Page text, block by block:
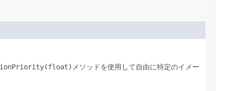
メソッドを使用して自由に特定のイメー